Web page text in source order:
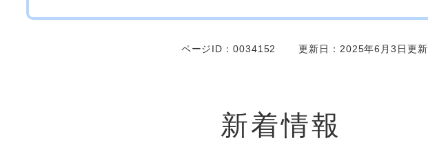
ページID：0034152 更新日：2025年6月3日更新
新着情報